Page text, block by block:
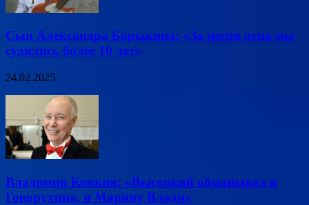
Сын Александра Барыкина: «За песни отца мы
судились более 10 лет»
24.02.2025
Владимир Конкин: «Высоцкий обманывал и
Говорухина, и Марину Влади»